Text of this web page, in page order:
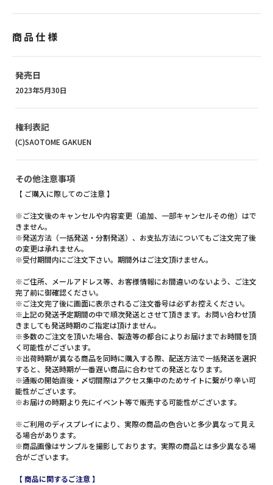
商品仕様
発売日
2023年5月30日
権利表記
(C)SAOTOME GAKUEN
その他注意事項
【 ご購入に際してのご注意 】
※ご注文後のキャンセルや内容変更（追加、一部キャンセルその他）はで
きません。
※発送方法（一括発送・分割発送）、お支払方法についてもご注文完了後
の変更は承れません。
※受付期間内にご注文下さい。期間外はご注文頂けません。
※ご住所、メールアドレス等、お客様情報にお間違いのないよう、ご注文
完了前に御確認ください。
※ご注文完了後に画面に表示されるご注文番号は必ずお控えください。
※上記の発送予定期間の中で順次発送とさせて頂きます。お問い合わせ頂
きましても発送時期のご指定は頂けません。
※多数のご注文を頂いた場合、製造等の都合によりお届けまでお時間を頂
く可能性がございます。
※出荷時期が異なる商品を同時に購入する際、配送方法で一括発送を選択
すると、発送時期が一番遅い商品に合わせての発送となります。
※通販の開始直後・〆切間際はアクセス集中のためサイトに繋がり辛い可
能性がございます。
※お届けの時期より先にイベント等で販売する可能性がございます。
※ご利用のディスプレイにより、実際の商品の色合いと多少異なって見え
る場合があります。
※商品画像はサンプルを撮影しております。実際の商品とは多少異なる場
合がございます。
【 商品に関するご注意 】